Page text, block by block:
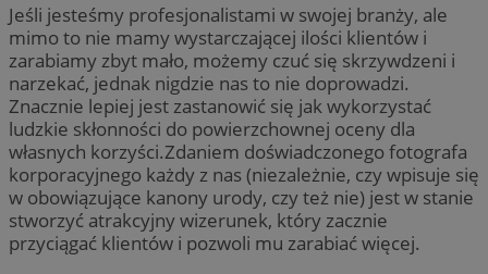
Jeśli jesteśmy profesjonalistami w swojej branży, ale
mimo to nie mamy wystarczającej ilości klientów i
zarabiamy zbyt mało, możemy czuć się skrzywdzeni i
narzekać, jednak nigdzie nas to nie doprowadzi.
Znacznie lepiej jest zastanowić się jak wykorzystać
ludzkie skłonności do powierzchownej oceny dla
własnych korzyści.Zdaniem doświadczonego fotografa
korporacyjnego każdy z nas (niezależnie, czy wpisuje się
w obowiązujące kanony urody, czy też nie) jest w stanie
stworzyć atrakcyjny wizerunek, który zacznie
przyciągać klientów i pozwoli mu zarabiać więcej.